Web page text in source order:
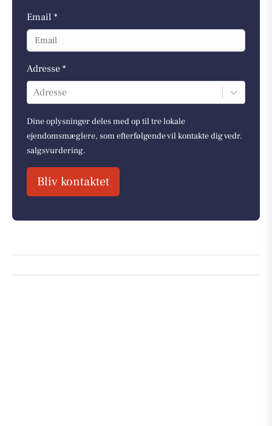
Email *
Adresse *
Adresse
Dine oplysninger deles med op til tre lokale
ejendomsmæglere, som efterfølgende vil kontakte dig vedr.
salgsvurdering.
Bliv kontaktet